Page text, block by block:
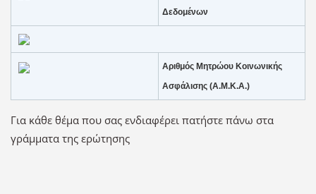
Δεδομένων
Αριθμός Μητρώου Κοινωνικής
Ασφάλισης (Α.Μ.Κ.Α.)
Για κάθε θέμα που σας ενδιαφέρει πατήστε πάνω στα
γράμματα της ερώτησης